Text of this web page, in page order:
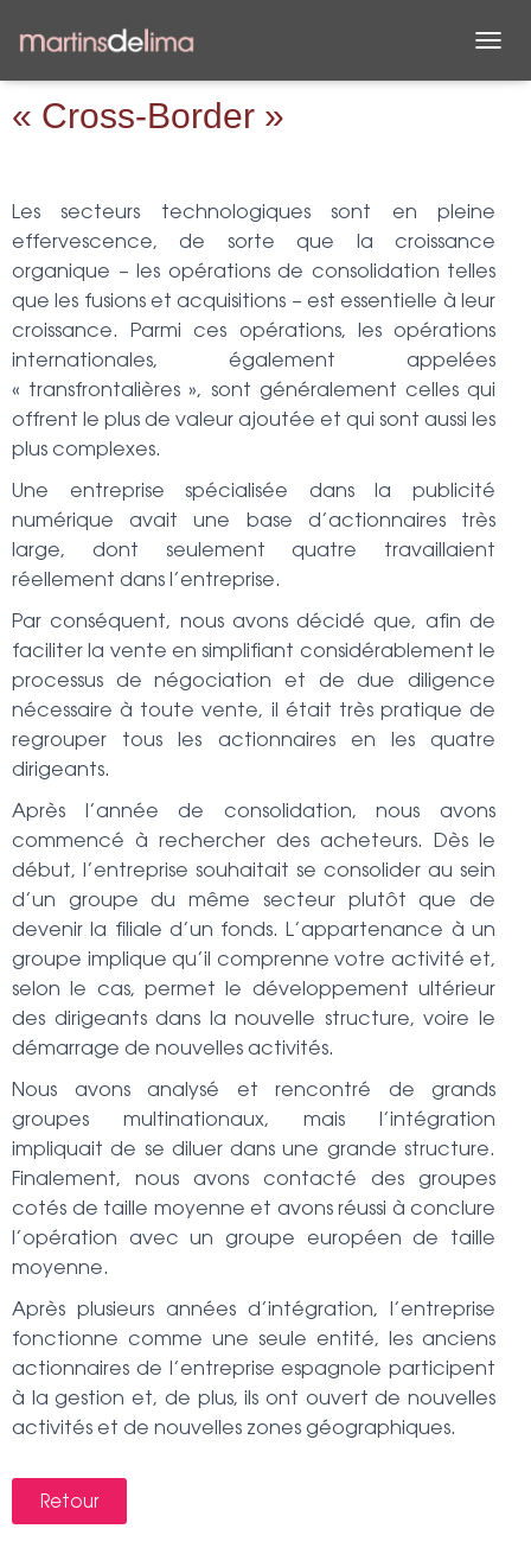
É
L
A
V
I
G
T
I
« Cross-Border »
Les secteurs technologiques sont en pleine
effervescence, de sorte que la croissance
organique – les opérations de consolidation telles
que les fusions et acquisitions – est essentielle à leur
croissance. Parmi ces opérations, les opérations
internationales, également appelées
« transfrontalières », sont généralement celles qui
offrent le plus de valeur ajoutée et qui sont aussi les
plus complexes.
Une entreprise spécialisée dans la publicité
numérique avait une base d’actionnaires très
large, dont seulement quatre travaillaient
réellement dans l’entreprise.
Par conséquent, nous avons décidé que, afin de
faciliter la vente en simplifiant considérablement le
processus de négociation et de due diligence
nécessaire à toute vente, il était très pratique de
regrouper tous les actionnaires en les quatre
dirigeants.
Après l’année de consolidation, nous avons
commencé à rechercher des acheteurs. Dès le
début, l’entreprise souhaitait se consolider au sein
d’un groupe du même secteur plutôt que de
devenir la filiale d’un fonds. L’appartenance à un
groupe implique qu’il comprenne votre activité et,
selon le cas, permet le développement ultérieur
des dirigeants dans la nouvelle structure, voire le
démarrage de nouvelles activités.
Nous avons analysé et rencontré de grands
groupes multinationaux, mais l’intégration
impliquait de se diluer dans une grande structure.
Finalement, nous avons contacté des groupes
cotés de taille moyenne et avons réussi à conclure
l’opération avec un groupe européen de taille
moyenne.
Après plusieurs années d’intégration, l’entreprise
fonctionne comme une seule entité, les anciens
actionnaires de l’entreprise espagnole participent
à la gestion et, de plus, ils ont ouvert de nouvelles
activités et de nouvelles zones géographiques.
Retour